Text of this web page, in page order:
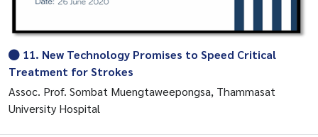
11. New Technology Promises to Speed Critical
Treatment for Strokes
Assoc. Prof. Sombat Muengtaweepongsa, Thammasat
University Hospital